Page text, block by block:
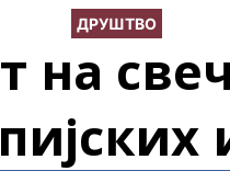
ДРУШТВО
на